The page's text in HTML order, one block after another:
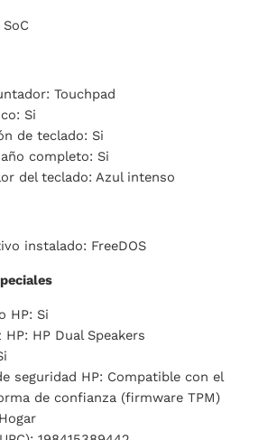
Touchpad
Si
de teclado: Si
completo: Si
del teclado: Azul intenso
instalado: FreeDOS
HP: Si
HP Dual Speakers
seguridad HP: Compatible con el
de confianza (firmware TPM)